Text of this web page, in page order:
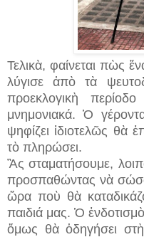
Τελικὰ, φαίνεται πὼς
λύγισε ἀπὸ τὰ
προεκλογικὴ
μνημονιακά. Ὁ
ψηφίζει ἰδιοτελῶς θὰ
τὸ πληρώσει.
Ἂς σταματήσουμε,
προσπαθώντας νὰ
ὥρα ποὺ θὰ
παιδιά μας. Ὁ
ὅμως θὰ ὁδηγήσει